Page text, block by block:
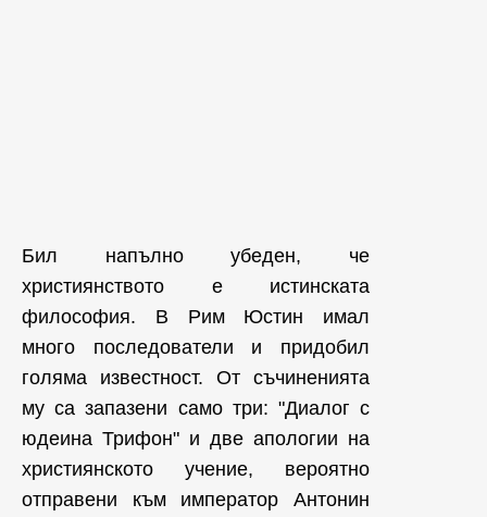
Бил напълно убеден, че
християнството е истинската
философия. В Рим Юстин имал
много последователи и придобил
голяма известност. От съчиненията
му са запазени само три: "Диалог с
юдеина Трифон" и две апологии на
християнското учение, вероятно
отправени към император Антонин